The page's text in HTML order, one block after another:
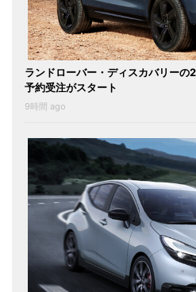
ランドローバー・ディスカバリー
予約受注がスタート
9時間 ago